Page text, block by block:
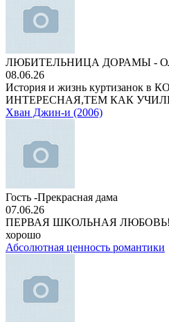
ЛЮБИТЕЛЬНИЦА ДОРАМЫ -
08.06.26
История и жизнь куртизанок в
ИНТЕРЕСНАЯ,ТЕМ КАК
Хван Джин-и (2006)
Гость -Прекрасная дама
07.06.26
ПЕРВАЯ ШКОЛЬНАЯ ЛЮБОВЬ! В
хорошо
Абсолютная ценность романтики